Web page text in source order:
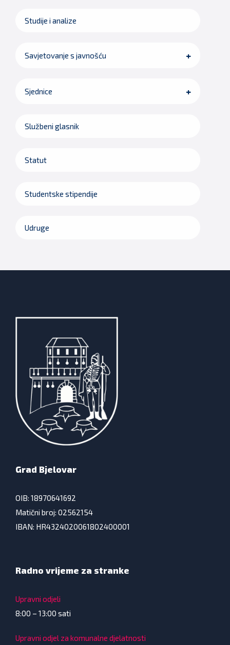
Studije i analize
Savjetovanje s javnošću
Sjednice
Službeni glasnik
Statut
Studentske stipendije
Udruge
Grad Bjelovar
OIB: 18970641692
Matični broj: 02562154
IBAN: HR4324020061802400001
Radno vrijeme za stranke
Upravni odjeli
8:00 – 13:00 sati
Upravni odjel za komunalne djelatnosti